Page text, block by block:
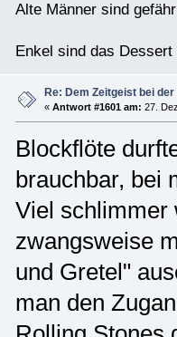
Alte Männer sind
Enkel sind das
Re: Dem Zeitgeist bei
« Antwort #1601 am: 27.
Blockflöte
brauchbar, bei
Viel schlimmer
zwangsweise
und Gretel"
man den